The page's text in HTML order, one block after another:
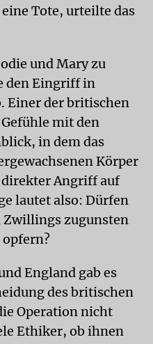
Tote, urteilte das
und Mary zu
den Eingriff in
Einer der britischen
mit den
in dem das
Körper
Angriff auf
lautet also: Dürfen
Zwillings zugunsten
opfern?
England gab es
des britischen
Operation nicht
Ethiker, ob ihnen